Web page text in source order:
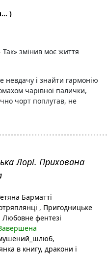
)
змінив моє життя
невдачу і знайти гармонію
чарівної палички,
чорт поплутав, не
Лорі. Прихована
Барматті
, Пригодницьке
Любовне фентезі
,
в книгу, дракони і